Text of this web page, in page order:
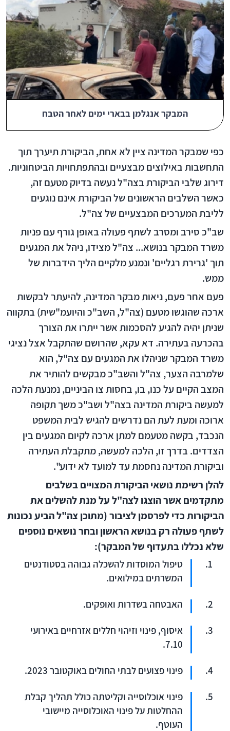
המבקר אנגלמן בבארי ימים לאחר הטבח
כפי שמבקר המדינה ציין לא אחת, הביקורת תיערך תוך
התחשבות באילוצים מבצעיים ובהתפתחויות הביטחוניות.
דירוג שלבי הביקורת בצה"ל נעשה בדיוק מטעם זה,
כאשר השלבים הראשונים של הביקורת אינם נוגעים
לליבת המערכים המבצעיים של צה"ל.
שב"כ סירב ומסרב לשתף פעולה באופן גורף עם פניות
משרד המבקר בנושא... צה"ל מצידו, ניהל את המגעים
תוך 'גרירת רגליים' ונמנע מלקיים הליך הידברות של
ממש.
פעם אחר פעם, ניאות מבקר המדינה, להיעתר לבקשות
ארכה שהוגשו מטעם (צה"ל, השב"כ והיועמ"שית) בתקווה
שניתן יהיה להגיע להסכמות אשר ייתרו את הצורך
בהכרעה בעתירה. דא עקא, שהרושם שהתקבל אצל נציגי
משרד המבקר שניהלו את המגעים עם צה"ל, הוא
שלמרבה הצער, צה"ל והשב"כ מבקשים להותיר את
המצב הקיים על כנו, בו, בחסות צו הביניים, נמנעת הלכה
למעשה ביקורת המדינה בצה"ל ושב"כ משך תקופה
ארוכה ומעת לעת הם נדרשים להגיש לבית המשפט
הנכבד, בקשה מטעמם למתן ארכה לקיום המגעים בין
הצדדים. בדרך זו, הלכה למעשה, מתקבלת העתירה
וביקורת המדינה נחסמת עד למועד לא ידוע".
להלן רשימת נושאי הביקורת המצויים בשלבים
מתקדמים אשר הוצגו לצה"ל על מנת להשלים את
הביקורות כדי לפרסמן לציבור (מתוכן צה"ל הביע נכונות
לשתף פעולה רק בנושא הראשון ובחר נושאים נוספים
שלא נכללו בתעדוף של המבקר):
טיפול המוסדות להשכלה גבוהה בסטודנטים
המשרתים במילואים.
האבטחה בשדרות ואופקים.
איסוף, פינוי וזיהוי חללים אזרחיים באירועי
7.10.
פינוי פצועים לבתי החולים באוקטובר 2023.
פינוי אוכלוסייה וקליטתה כולל תהליך קבלת
ההחלטות על פינוי האוכלוסייה מיישובי
העוטף.